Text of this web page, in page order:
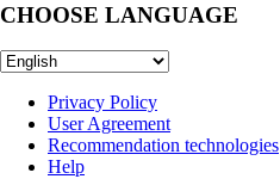
CHOOSE LANGUAGE
Privacy Policy
User Agreement
Recommendation technologies
Help